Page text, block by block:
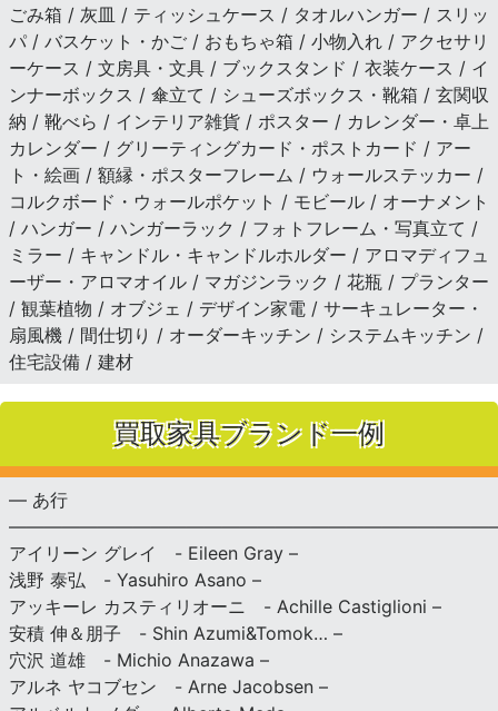
ごみ箱 / 灰皿 / ティッシュケース / タオルハンガー / スリッ
パ / バスケット・かご / おもちゃ箱 / 小物入れ / アクセサリ
ーケース / 文房具・文具 / ブックスタンド / 衣装ケース / イ
ンナーボックス / 傘立て / シューズボックス・靴箱 / 玄関収
納 / 靴べら / インテリア雑貨 / ポスター / カレンダー・卓上
カレンダー / グリーティングカード・ポストカード / アー
ト・絵画 / 額縁・ポスターフレーム / ウォールステッカー /
コルクボード・ウォールポケット / モビール / オーナメント
/ ハンガー / ハンガーラック / フォトフレーム・写真立て /
ミラー / キャンドル・キャンドルホルダー / アロマディフュ
ーザー・アロマオイル / マガジンラック / 花瓶 / プランター
/ 観葉植物 / オブジェ / デザイン家電 / サーキュレーター・
扇風機 / 間仕切り / オーダーキッチン / システムキッチン /
住宅設備 / 建材
買取家具ブランド一例
— あ行
アイリーン グレイ - Eileen Gray –
浅野 泰弘 - Yasuhiro Asano –
アッキーレ カスティリオーニ - Achille Castiglioni –
安積 伸＆朋子 - Shin Azumi&Tomok… –
穴沢 道雄 - Michio Anazawa –
アルネ ヤコブセン - Arne Jacobsen –